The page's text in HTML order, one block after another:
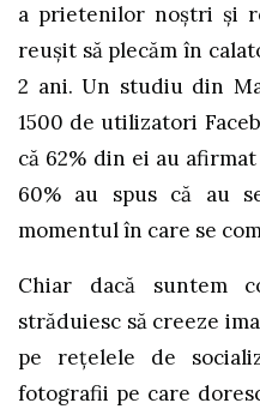
a prietenilor noștri și
reușit să plecăm în
2 ani. Un studiu din
1500 de utilizatori
că 62% din ei au
60% au spus că au
momentul în care se
Chiar dacă suntem
străduiesc să creeze
pe rețelele de
fotografii pe care